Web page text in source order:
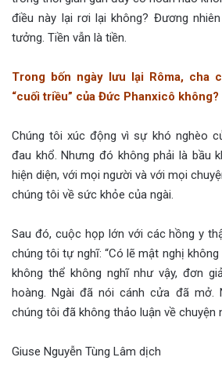
điều này lại rơi lại không? Đương
tưởng. Tiền vẫn là tiền.
Trong bốn ngày lưu lại Rôma, cha
“cuối triều” của Đức Phanxicô không?
Chúng tôi xúc động vì sự khó nghèo
đau khổ. Nhưng đó không phải là bầu
hiện diện, với mọi người và với mọi
chúng tôi về sức khỏe của ngài.
Sau đó, cuộc họp lớn với các hồng y
chúng tôi tự nghĩ: “Có lẽ mật nghị không
không thể không nghĩ như vậy, đơn
hoàng. Ngài đã nói cánh cửa đã mở.
chúng tôi đã không thảo luận về chuyện
Giuse Nguyễn Tùng Lâm dịch